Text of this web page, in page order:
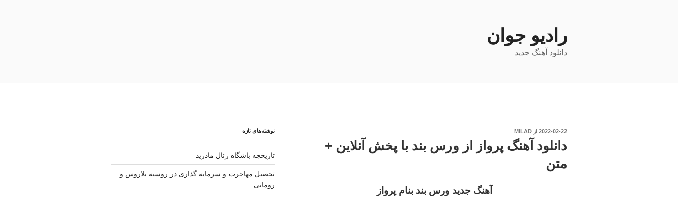
رادیو جوان
دانلود آهنگ جدید
نوشته‌شده
2022-02-22 از MILAD
دانلود آهنگ پرواز از ورس بند با پخش آنلاین +
متن
آهنگ جدید ورس بند بنام پرواز
نوشته‌های تازه
تاریخچه باشگاه رئال مادرید
تحصیل مهاجرت و سرمایه گذاری در روسیه بلاروس و
رومانی